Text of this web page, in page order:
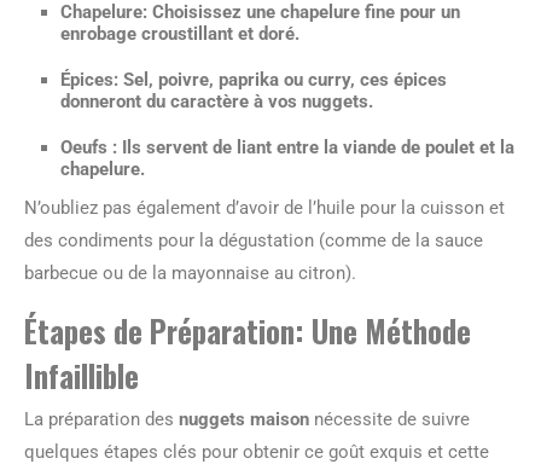
Chapelure: Choisissez une chapelure fine pour un
enrobage croustillant et doré.
Épices: Sel, poivre, paprika ou curry, ces épices
donneront du caractère à vos nuggets.
Oeufs : Ils servent de liant entre la viande de poulet et la
chapelure.
N’oubliez pas également d’avoir de l’huile pour la cuisson et
des condiments pour la dégustation (comme de la sauce
barbecue ou de la mayonnaise au citron).
Étapes de Préparation: Une Méthode
Infaillible
La préparation des nuggets maison nécessite de suivre
quelques étapes clés pour obtenir ce goût exquis et cette